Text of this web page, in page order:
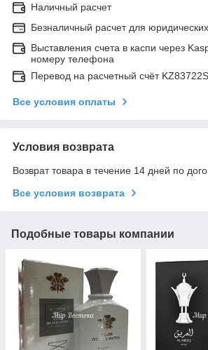
Наличный расчет
Безналичный расчет для
Выставления счета в каспи через
номеру телефона
Перевод на расчетный счёт
Все условия оплаты
Условия возврата
Возврат товара в течение 14 дней по
Все условия возврата
Подобные товары компании